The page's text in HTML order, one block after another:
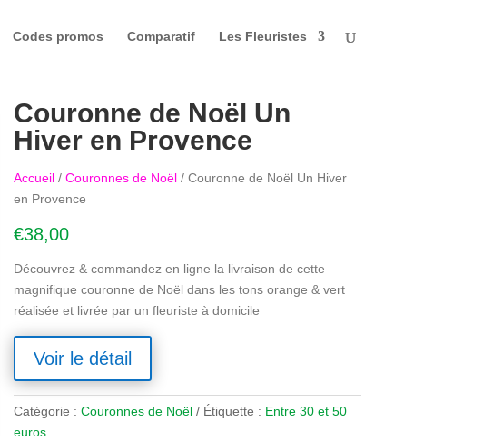
Codes promos Comparatif Les Fleuristes
Couronne de Noël Un
Hiver en Provence
Accueil/ Couronnes de Noël/ Couronne de Noël Un Hiver
en Provence
€38,00
Découvrez & commandez en ligne la livraison de cette
magnifique couronne de Noël dans les tons orange & vert
réalisée et livrée par un fleuriste à domicile
Voir le détail
Catégorie : Couronnes de Noël Étiquette : Entre 30 et 50
euros